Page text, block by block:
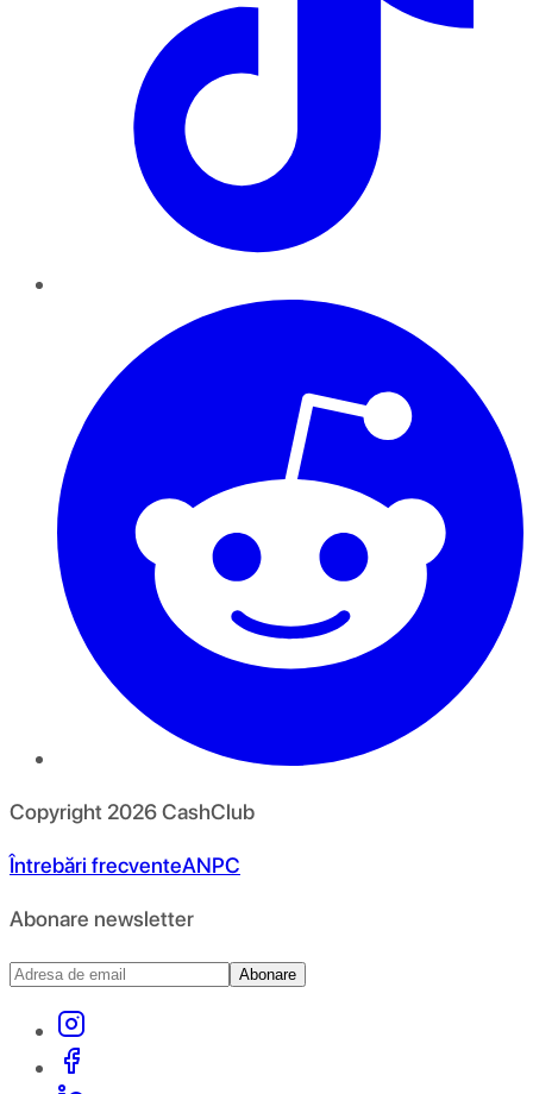
Copyright 2026CashClub
Întrebări frecventeANPC
Abonare newsletter
Abonare